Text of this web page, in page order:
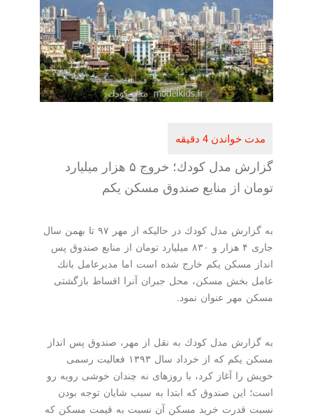
گزارش مدل كودك؛ خروج ۵ هزار میلیارد
تومان از منابع صندوق مسكن یكم
به گزارش مدل كودك در حالیكه از مهر ۹۷ تا بهمن سال
جاری ۴ هزار و ۸۳۰ میلیارد تومان از منابع صندوق پس
انداز مسكن یكم خارج شده است اما مدیرعامل بانك
عامل بخش مسكن، محل جبران آنرا اقساط بازگشتی
مسكن مهر عنوان نمود.
به گزارش مدل كودك به نقل از مهر، صندوق پس انداز
مسكن یكم كه از خرداد سال ۱۳۹۳ فعالیت رسمی
خویش را آغاز كرد، با روزهای نه چندان خوشی روبه رو
است؛ این صندوق كه ابتدا به سبب شایان توجه بودن
نسبت قدرت خرید مسكن آن نسبت به قیمت مسكن كه